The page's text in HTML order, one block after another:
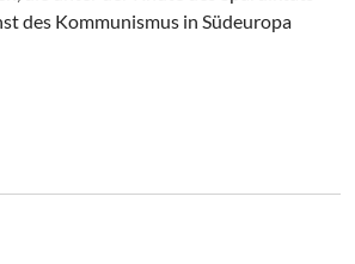
des Kommunismus in Südeuropa